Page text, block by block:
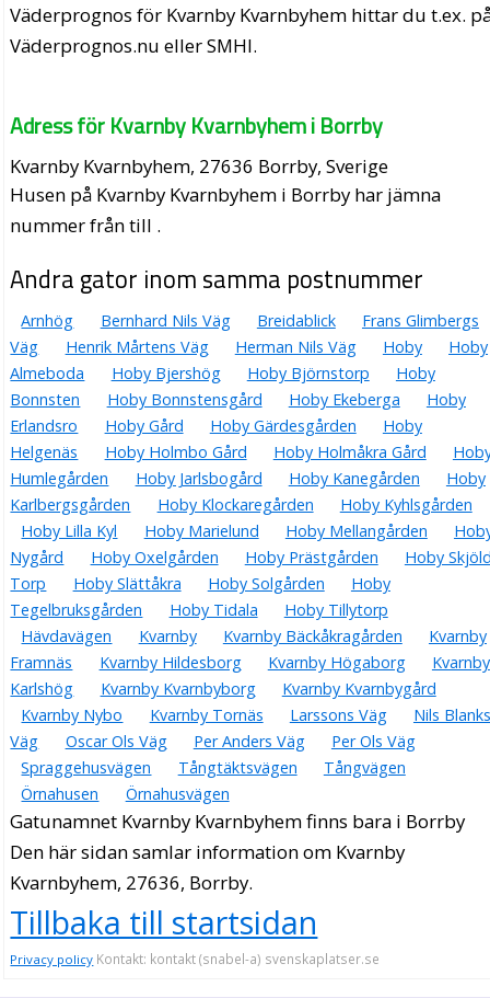
Väderprognos för Kvarnby Kvarnbyhem hittar du t.ex.
Väderprognos.nu eller SMHI.
Adress för Kvarnby Kvarnbyhem i Borrby
Kvarnby Kvarnbyhem, 27636 Borrby, Sverige
Husen på Kvarnby Kvarnbyhem i Borrby har jämna
nummer från till .
Andra gator inom samma postnummer
Arnhög Bernhard Nils Väg Breidablick
Frans Glimbergs
Väg
Henrik Mårtens Väg Herman Nils Väg Hoby
Hoby
Almeboda
Hoby Bjershög Hoby Björnstorp
Hoby
Bonnsten
Hoby Bonnstensgård Hoby Ekeberga
Hoby
Erlandsro
Hoby Gård Hoby Gärdesgården
Hoby
Helgenäs
Hoby Holmbo Gård Hoby Holmåkra Gård
Humlegården
Hoby Jarlsbogård Hoby Kanegården
Hoby
Karlbergsgården
Hoby Klockaregården
Hoby Kyhlsgården
Hoby Lilla Kyl
Hoby Marielund Hoby Mellangården
Nygård
Hoby Oxelgården Hoby Prästgården
Hoby
Torp
Hoby Slättåkra Hoby Solgården
Hoby
Tegelbruksgården
Hoby Tidala
Hoby Tillytorp
Hävdavägen
Kvarnby Kvarnby Bäckåkragården
Kvarnby
Framnäs
Kvarnby Hildesborg Kvarnby Högaborg
Kvarnby
Karlshög
Kvarnby Kvarnbyborg
Kvarnby Kvarnbygård
Kvarnby Nybo
Kvarnby Tornäs Larssons Väg
Nils Blanks
Väg
Oscar Ols Väg Per Anders Väg
Per Ols Väg
Spraggehusvägen
Tångtäktsvägen
Tångvägen
Örnahusen
Örnahusvägen
Gatunamnet Kvarnby Kvarnbyhem finns bara i Borrby
Den här sidan samlar information om Kvarnby
Kvarnbyhem, 27636, Borrby.
Tillbaka till startsidan
Privacy policy Kontakt: kontakt (snabel-a) svenskaplatser.se